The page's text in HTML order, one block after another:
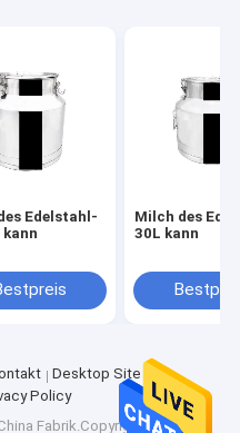
Edelstahl-
kann
Milch des
30L kann
Desktop Site
Policy
Fabrik.Copyright © 2026